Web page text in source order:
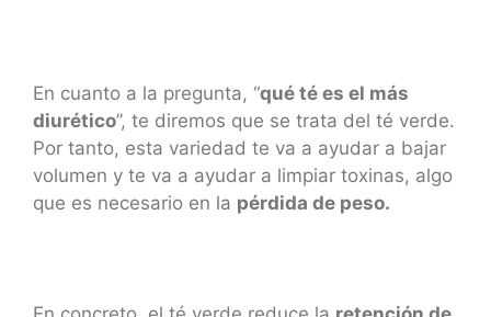
En cuanto a la pregunta, “qué té es el más
diurético”, te diremos que se trata del té verde.
Por tanto, esta variedad te va a ayudar a bajar
volumen y te va a ayudar a limpiar toxinas, algo
que es necesario en la pérdida de peso.